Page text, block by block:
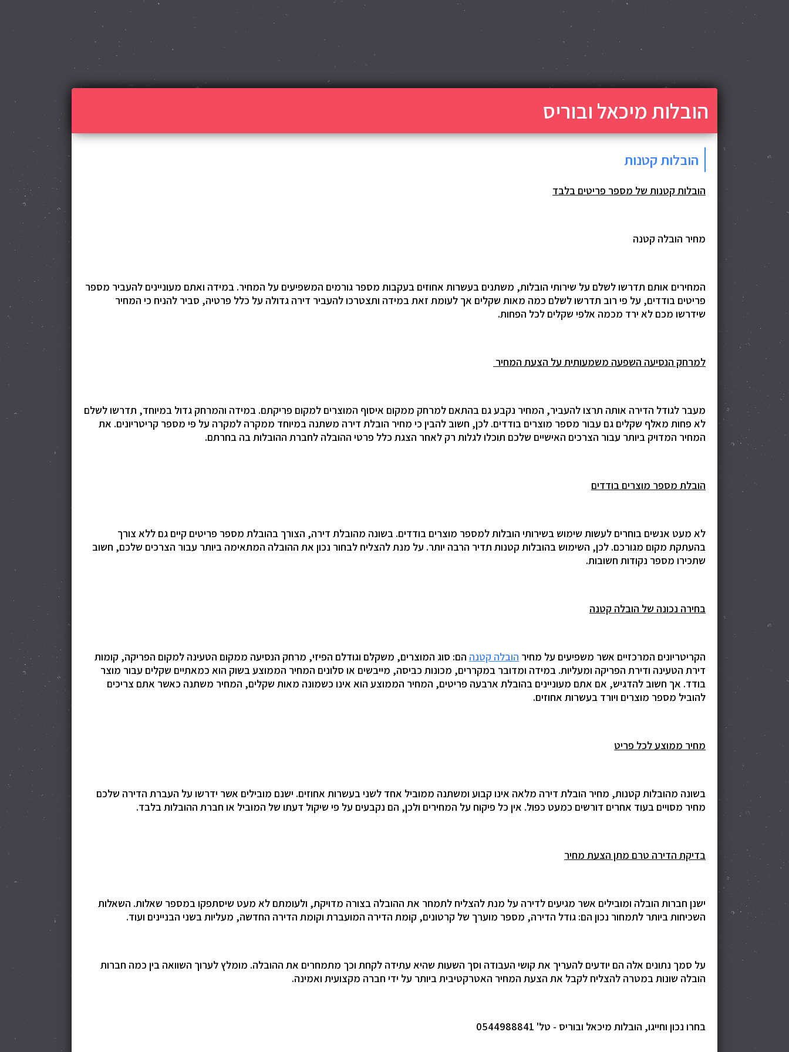
הובלות מיכאל ובוריס
הובלות קטנות
הובלות קטנות של מספר פריטים בלבד
מחיר הובלה קטנה
המחירים אותם תדרשו לשלם על שירותי הובלות, משתנים בעשרות אחוזים בעקבות מספר גורמים המשפיעים על המחיר. במידה ואתם מעוניינים להעביר מספר
פריטים בודדים, על פי רוב תדרשו לשלם כמה מאות שקלים אך לעומת זאת במידה ותצטרכו להעביר דירה גדולה על כלל פרטיה, סביר להניח כי המחיר
שידרשו מכם לא ירד מכמה אלפי שקלים לכל הפחות.
למרחק הנסיעה השפעה משמעותית על הצעת המחיר
מעבר לגודל הדירה אותה תרצו להעביר, המחיר נקבע גם בהתאם למרחק ממקום איסוף המוצרים למקום פריקתם. במידה והמרחק גדול במיוחד, תדרשו לשלם
לא פחות מאלף שקלים גם עבור מספר מוצרים בודדים. לכן, חשוב להבין כי מחיר הובלת דירה משתנה במיוחד ממקרה למקרה על פי מספר קריטריונים. את
המחיר המדויק ביותר עבור הצרכים האישיים שלכם תוכלו לגלות רק לאחר הצגת כלל פרטי ההובלה לחברת ההובלות בה בחרתם.
הובלת מספר מוצרים בודדים
לא מעט אנשים בוחרים לעשות שימוש בשירותי הובלות למספר מוצרים בודדים. בשונה מהובלת דירה, הצורך בהובלת מספר פריטים קיים גם ללא צורך
בהעתקת מקום מגורכם. לכן, השימוש בהובלות קטנות תדיר הרבה יותר. על מנת להצליח לבחור נכון את ההובלה המתאימה ביותר עבור הצרכים שלכם, חשוב
שתכירו מספר נקודות חשובות.
בחירה נכונה של הובלה קטנה
הקריטריונים המרכזיים אשר משפיעים על מחיר הובלה קטנה הם: סוג המוצרים, משקלם וגודלם הפיזי, מרחק הנסיעה ממקום הטעינה למקום הפריקה, קומות
דירת הטעינה ודירת הפריקה ומעליות. במידה ומדובר במקררים, מכונות כביסה, מייבשים או סלונים המחיר הממוצע בשוק הוא כמאתיים שקלים עבור מוצר
בודד. אך חשוב להדגיש, אם אתם מעוניינים בהובלת ארבעה פריטים, המחיר הממוצע הוא אינו כשמונה מאות שקלים, המחיר משתנה כאשר אתם צריכים
להוביל מספר מוצרים ויורד בעשרות אחוזים.
מחיר ממוצע לכל פריט
בשונה מהובלות קטנות, מחיר הובלת דירה מלאה אינו קבוע ומשתנה ממוביל אחד לשני בעשרות אחוזים. ישנם מובילים אשר ידרשו על העברת הדירה שלכם
מחיר מסויים בעוד אחרים דורשים כמעט כפול. אין כל פיקוח על המחירים ולכן, הם נקבעים על פי שיקול דעתו של המוביל או חברת ההובלות בלבד.
בדיקת הדירה טרם מתן הצעת מחיר
ישנן חברות הובלה ומובילים אשר מגיעים לדירה על מנת להצליח לתמחר את ההובלה בצורה מדויקת, ולעומתם לא מעט שיסתפקו במספר שאלות. השאלות
השכיחות ביותר לתמחור נכון הם: גודל הדירה, מספר מוערך של קרטונים, קומת הדירה המועברת וקומת הדירה החדשה, מעליות בשני הבניינים ועוד.
על סמך נתונים אלה הם יודעים להעריך את קושי העבודה וסך השעות שהיא עתידה לקחת וכך מתמחרים את ההובלה. מומלץ לערוך השוואה בין כמה חברות
הובלה שונות במטרה להצליח לקבל את הצעת המחיר האטרקטיבית ביותר על ידי חברה מקצועית ואמינה.
בחרו נכון וחייגו, הובלות מיכאל ובוריס - טל' 0544988841